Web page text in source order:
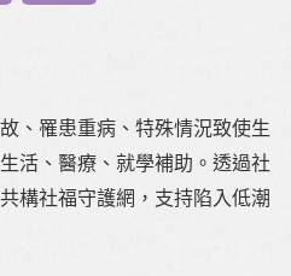
、罹患重病、特殊情況致使生
活、醫療、就學補助。透過社
構社福守護網，支持陷入低潮